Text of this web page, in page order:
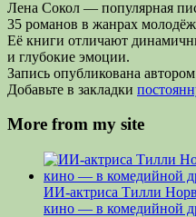
Лена Сокол — популярная
35 романов в жанрах
Её книги отличают
и глубокие эмоции.
Запись опубликована автором
Добавьте в закладки
More from my site
ИИ-актриса Тилли
кино — в комедийной